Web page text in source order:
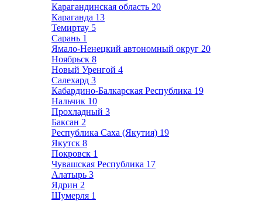
Карагандинская область 20
Караганда 13
Темиртау 5
Сарань 1
Ямало-Ненецкий автономный округ 20
Ноябрьск 8
Новый Уренгой 4
Салехард 3
Кабардино-Балкарская Республика 19
Нальчик 10
Прохладный 3
Баксан 2
Республика Саха (Якутия) 19
Якутск 8
Покровск 1
Чувашская Республика 17
Алатырь 3
Ядрин 2
Шумерля 1